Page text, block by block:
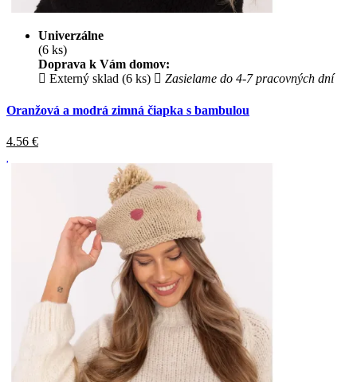
Univerzálne
(6 ks)
Doprava k Vám domov:
Externý sklad (6 ks)
Zasielame do 4-7 pracovných dní
Oranžová a modrá zimná čiapka s bambulou
4.56 €